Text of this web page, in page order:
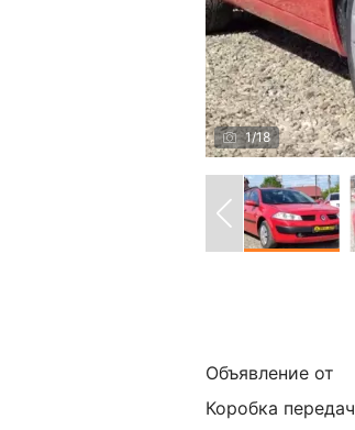
1/18
Объявление от
Коробка передач